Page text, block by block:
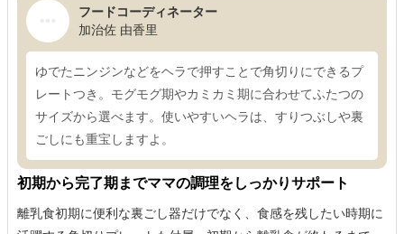
フードコーディネーター
加治佐 由香里
ゆでたニンジンなどをヘラで押すことで角切りにできるプ
レートつき。モグモグ期やカミカミ期に合わせてふたつの
サイズから選べます。使いやすいヘラは、すりつぶしや裏
ごしにも重宝しますよ。
初期から完了期までママの調理をしっかりサポート
離乳食初期に便利な裏ごし器だけでなく、食感を残したい時期に